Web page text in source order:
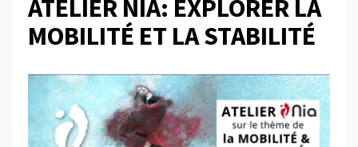
ATELIER NIA: EXPLORER LA
MOBILITÉ ET LA STABILITÉ